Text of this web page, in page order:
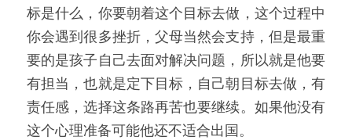
标是什么，你要朝着这个目标去做，这个过程中
你会遇到很多挫折，父母当然会支持，但是最重
要的是孩子自己去面对解决问题，所以就是他要
有担当，也就是定下目标，自己朝目标去做，有
责任感，选择这条路再苦也要继续。如果他没有
这个心理准备可能他还不适合出国。